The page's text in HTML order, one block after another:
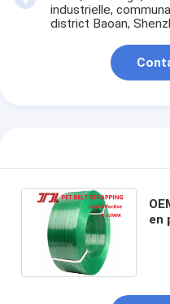
industrielle,
district Baoan,
en